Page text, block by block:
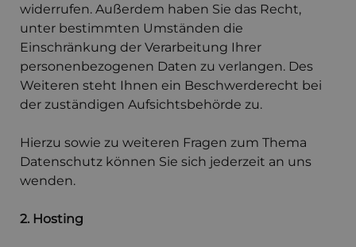
widerrufen. Außerdem haben Sie das Recht,
unter bestimmten Umständen die
Einschränkung der Verarbeitung Ihrer
personenbezogenen Daten zu verlangen. Des
Weiteren steht Ihnen ein Beschwerderecht bei
der zuständigen Aufsichtsbehörde zu.
Hierzu sowie zu weiteren Fragen zum Thema
Datenschutz können Sie sich jederzeit an uns
wenden.
2. Hosting